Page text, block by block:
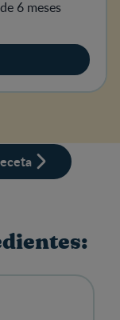
6 meses